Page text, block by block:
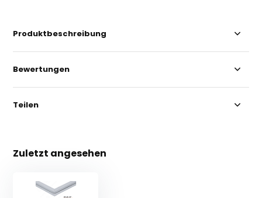
Produktbeschreibung
Bewertungen
Teilen
Zuletzt angesehen